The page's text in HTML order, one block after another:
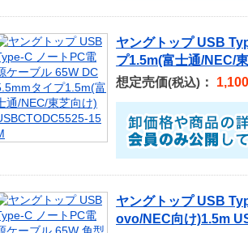
ヤングトップ USB
プ1.5m(富士通/NEC/
想定売価(税込) ：
ヤングトップ USB
ovo/NEC向け)1.5m